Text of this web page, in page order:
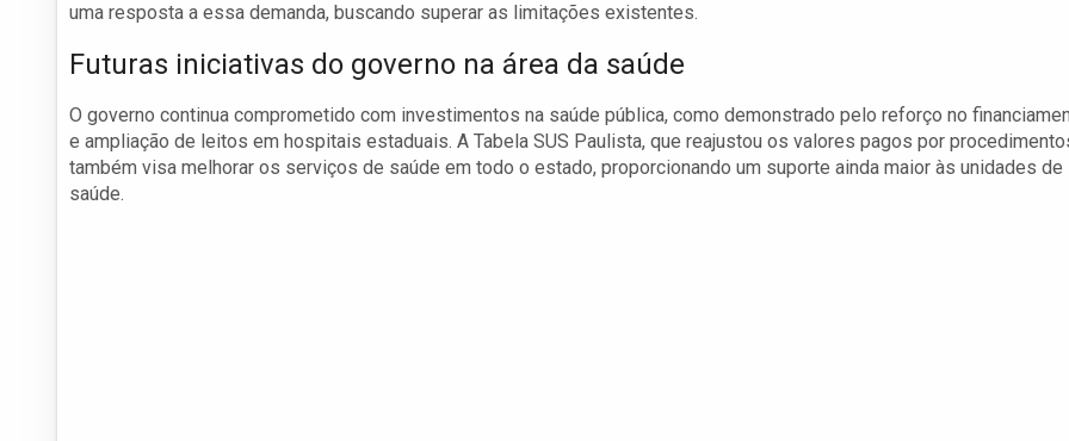
uma resposta a essa demanda, buscando superar as limitações existentes.
Futuras iniciativas do governo na área da saúde
O governo continua comprometido com investimentos na saúde pública, como demonstrado pelo reforço no
e ampliação de leitos em hospitais estaduais. A Tabela SUS Paulista, que reajustou os valores pagos por
também visa melhorar os serviços de saúde em todo o estado, proporcionando um suporte ainda maior às unidades de
saúde.